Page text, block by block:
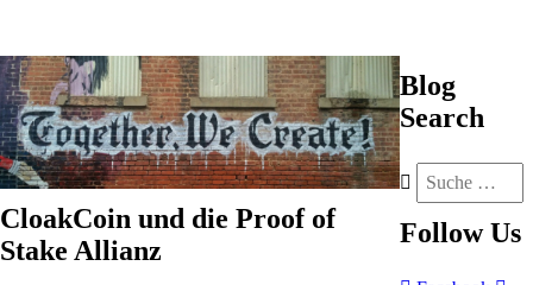
CloakCoin und die Proof of
Stake Allianz
Blog
Search
Follow Us